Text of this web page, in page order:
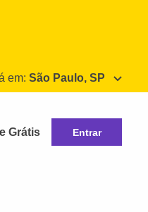
em: São Paulo, SP
Grátis Entrar